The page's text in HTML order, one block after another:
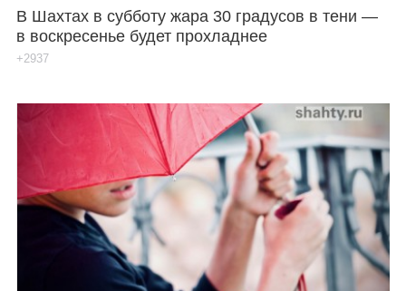
В Шахтах в субботу жара 30 градусов в тени —
в воскресенье будет прохладнее
+2937